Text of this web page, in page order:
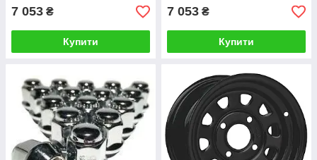
7 053 ₴
Купити
7 053 ₴
Купити